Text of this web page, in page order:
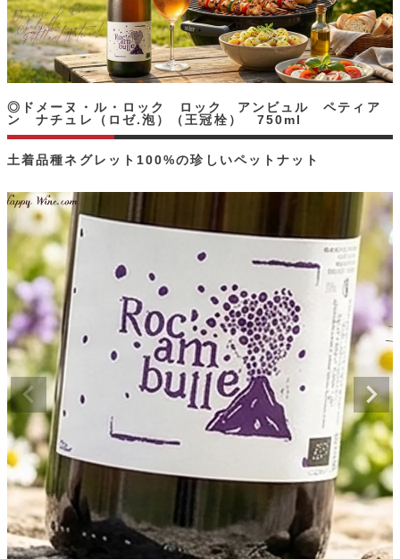
土着品種ネグレット100%の珍しいペットナット
◎ドメーヌ・ル・ロック ロック アンビュル ペティア
ン ナチュレ（ロゼ.泡）（王冠栓） 750ml